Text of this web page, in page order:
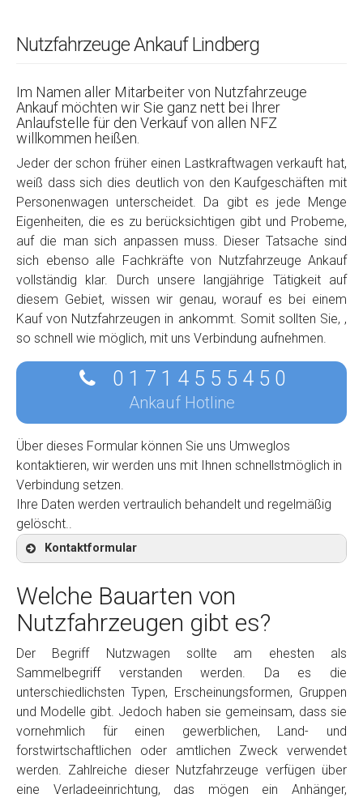
Nutzfahrzeuge Ankauf Lindberg
Im Namen aller Mitarbeiter von Nutzfahrzeuge
Ankauf möchten wir Sie ganz nett bei Ihrer
Anlaufstelle für den Verkauf von allen NFZ
willkommen heißen.
Jeder der schon früher einen Lastkraftwagen verkauft hat,
weiß dass sich dies deutlich von den Kaufgeschäften mit
Personenwagen unterscheidet. Da gibt es jede Menge
Eigenheiten, die es zu berücksichtigen gibt und Probeme,
auf die man sich anpassen muss. Dieser Tatsache sind
sich ebenso alle Fachkräfte von Nutzfahrzeuge Ankauf
vollständig klar. Durch unsere langjährige Tätigkeit auf
diesem Gebiet, wissen wir genau, worauf es bei einem
Kauf von Nutzfahrzeugen in ankommt. Somit sollten Sie, ,
so schnell wie möglich, mit uns Verbindung aufnehmen.
0 1 7 1 4 5 5 5 4 5 0
Ankauf Hotline
Über dieses Formular können Sie uns Umweglos
kontaktieren, wir werden uns mit Ihnen schnellstmöglich in
Verbindung setzen.
Ihre Daten werden vertraulich behandelt und regelmäßig
gelöscht..
Kontaktformular
Kontaktformular
Marke
Model
Baujahr
Welche Bauarten von
Nutzfahrzeugen gibt es?
Der Begriff Nutzwagen sollte am ehesten als
Sammelbegriff verstanden werden. Da es die
unterschiedlichsten Typen, Erscheinungsformen, Gruppen
und Modelle gibt. Jedoch haben sie gemeinsam, dass sie
vornehmlich für einen gewerblichen, Land- und
forstwirtschaftlichen oder amtlichen Zweck verwendet
werden. Zahlreiche dieser Nutzfahrzeuge verfügen über
eine Verladeeinrichtung, das mögen ein Anhänger,